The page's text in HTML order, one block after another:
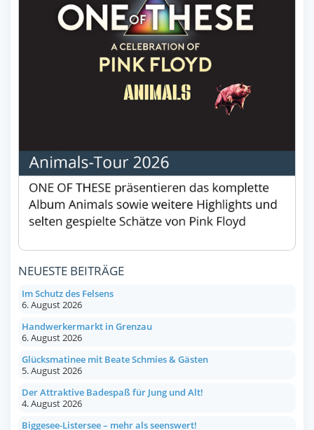
NEUESTE BEITRÄGE
Im Schutz des Felsens
6. August 2026
Handwerkermarkt in Grenzau
6. August 2026
Glücksmatinee mit Beate Schmies & Gästen
5. August 2026
Der Attraktive Badespaß für Jung und Alt!
4. August 2026
Biggesee-Listersee – mehr als seenswert!